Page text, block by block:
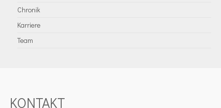
Chronik
Karriere
Team
KONTAKT